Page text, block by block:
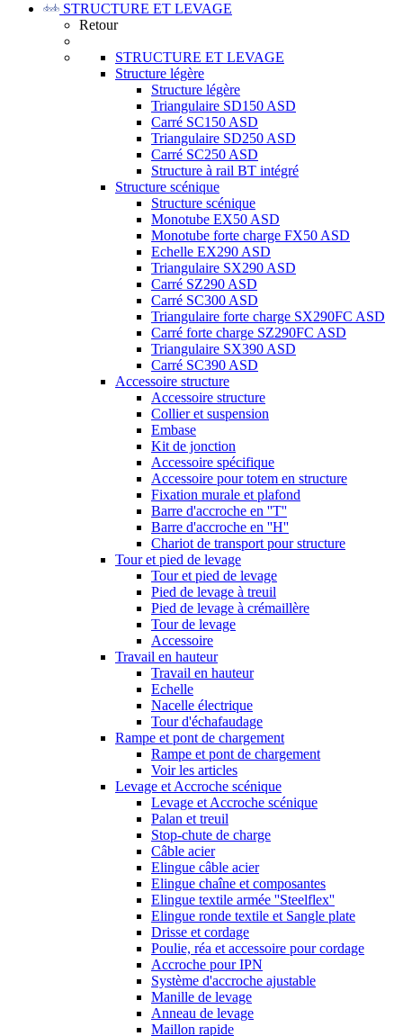
STRUCTURE ET LEVAGE
Retour
STRUCTURE ET LEVAGE
Structure légère
Structure légère
Triangulaire SD150 ASD
Carré SC150 ASD
Triangulaire SD250 ASD
Carré SC250 ASD
Structure à rail BT intégré
Structure scénique
Structure scénique
Monotube EX50 ASD
Monotube forte charge FX50 ASD
Echelle EX290 ASD
Triangulaire SX290 ASD
Carré SZ290 ASD
Carré SC300 ASD
Triangulaire forte charge SX290FC ASD
Carré forte charge SZ290FC ASD
Triangulaire SX390 ASD
Carré SC390 ASD
Accessoire structure
Accessoire structure
Collier et suspension
Embase
Kit de jonction
Accessoire spécifique
Accessoire pour totem en structure
Fixation murale et plafond
Barre d'accroche en ''T''
Barre d'accroche en ''H''
Chariot de transport pour structure
Tour et pied de levage
Tour et pied de levage
Pied de levage à treuil
Pied de levage à crémaillère
Tour de levage
Accessoire
Travail en hauteur
Travail en hauteur
Echelle
Nacelle électrique
Tour d'échafaudage
Rampe et pont de chargement
Rampe et pont de chargement
Voir les articles
Levage et Accroche scénique
Levage et Accroche scénique
Palan et treuil
Stop-chute de charge
Câble acier
Elingue câble acier
Elingue chaîne et composantes
Elingue textile armée ''Steelflex''
Elingue ronde textile et Sangle plate
Drisse et cordage
Poulie, réa et accessoire pour cordage
Accroche pour IPN
Système d'accroche ajustable
Manille de levage
Anneau de levage
Maillon rapide